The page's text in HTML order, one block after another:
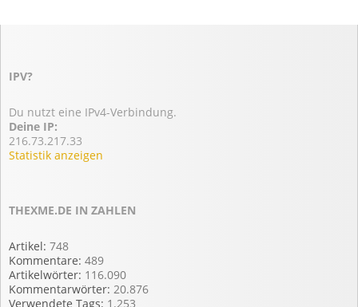
IPV?
Du nutzt eine IPv4-Verbindung.
Deine IP:
216.73.217.33
Statistik anzeigen
THEXME.DE IN ZAHLEN
Artikel: 748
Kommentare: 489
Artikelwörter: 116.090
Kommentarwörter: 20.876
Verwendete Tags: 1.253